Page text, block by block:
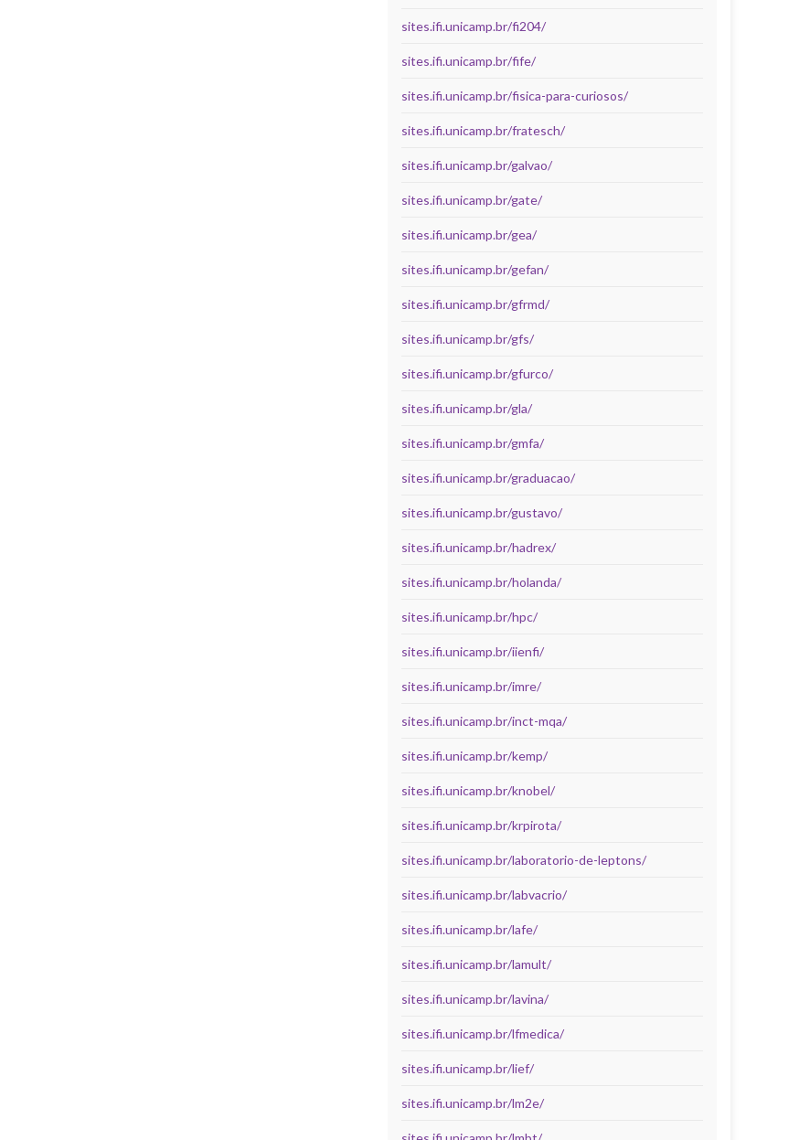
sites.ifi.unicamp.br/fi204/
sites.ifi.unicamp.br/fife/
sites.ifi.unicamp.br/fisica-para-curiosos/
sites.ifi.unicamp.br/fratesch/
sites.ifi.unicamp.br/galvao/
sites.ifi.unicamp.br/gate/
sites.ifi.unicamp.br/gea/
sites.ifi.unicamp.br/gefan/
sites.ifi.unicamp.br/gfrmd/
sites.ifi.unicamp.br/gfs/
sites.ifi.unicamp.br/gfurco/
sites.ifi.unicamp.br/gla/
sites.ifi.unicamp.br/gmfa/
sites.ifi.unicamp.br/graduacao/
sites.ifi.unicamp.br/gustavo/
sites.ifi.unicamp.br/hadrex/
sites.ifi.unicamp.br/holanda/
sites.ifi.unicamp.br/hpc/
sites.ifi.unicamp.br/iienfi/
sites.ifi.unicamp.br/imre/
sites.ifi.unicamp.br/inct-mqa/
sites.ifi.unicamp.br/kemp/
sites.ifi.unicamp.br/knobel/
sites.ifi.unicamp.br/krpirota/
sites.ifi.unicamp.br/laboratorio-de-leptons/
sites.ifi.unicamp.br/labvacrio/
sites.ifi.unicamp.br/lafe/
sites.ifi.unicamp.br/lamult/
sites.ifi.unicamp.br/lavina/
sites.ifi.unicamp.br/lfmedica/
sites.ifi.unicamp.br/lief/
sites.ifi.unicamp.br/lm2e/